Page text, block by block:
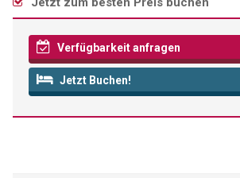
Verfügbarkeit anfragen
Jetzt Buchen!